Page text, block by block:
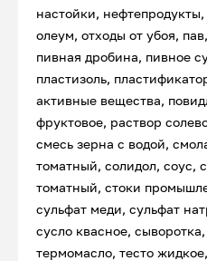
настойки,
олеум, отходы от убоя,
пивная дробина, пивное
пластизоль,
активные вещества,
фруктовое, раствор
смесь зерна с водой,
томатный, солидол, соус,
томатный, стоки
сульфат меди, сульфат
сусло квасное, сыворотка,
термомасло, тесто